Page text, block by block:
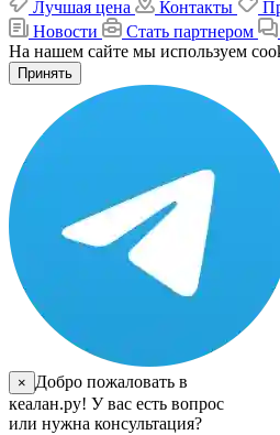
Лучшая цена
Контакты
Новости
Стать партнером
На нашем сайте мы используем
Принять
×
Добро пожаловать в
кеалан.ру! У вас есть вопрос
или нужна консультация?